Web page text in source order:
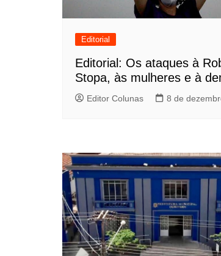
Editorial
Editorial: Os ataques à
Stopa, às mulheres e à
Editor Colunas 8 de